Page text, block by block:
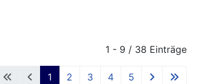
1 - 9 / 38 Einträge
1 2 3 4 5